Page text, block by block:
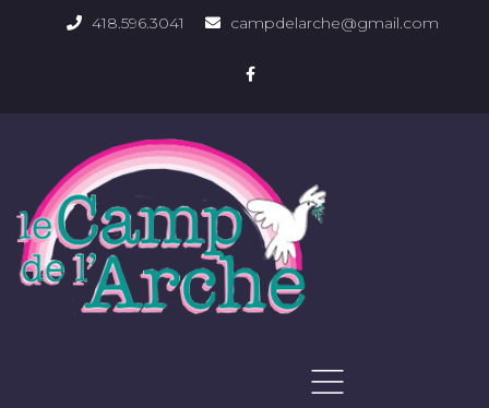
418.596.3041 campdelarche@gmail.com
PHOTOS DU DOMAINE